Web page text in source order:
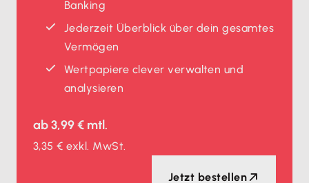
Banking
Jederzeit Überblick über dein gesamtes
Vermögen
Wertpapiere clever verwalten und
analysieren
ab3,99 € mtl.
3,35 €exkl. MwSt.
Jetzt bestellen